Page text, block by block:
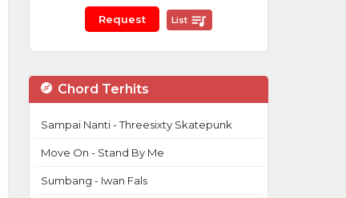
List
Chord Terhits
Sampai Nanti - Threesixty Skatepunk
Move On - Stand By Me
Sumbang - Iwan Fals